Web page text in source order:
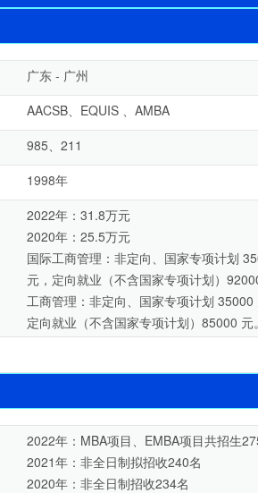
广东 - 广州
AACSB、EQUIS 、AMBA
985、211
1998年
2022年：31.8万元
2020年：25.5万元
国际工商管理：非定向、国家专项计划
元，定向就业（不含国家专项计划）
工商管理：非定向、国家专项计划 35000
定向就业（不含国家专项计划）85000 元
2022年：MBA项目、EMBA项目共招生
2021年：非全日制拟招收240名
2020年：非全日制招收234名